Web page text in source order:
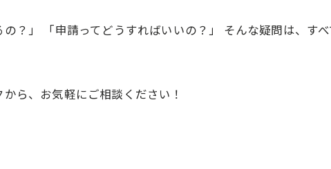
の？」 「申請ってどうすればいいの？」 そんな疑問は、
ら、お気軽にご相談ください！